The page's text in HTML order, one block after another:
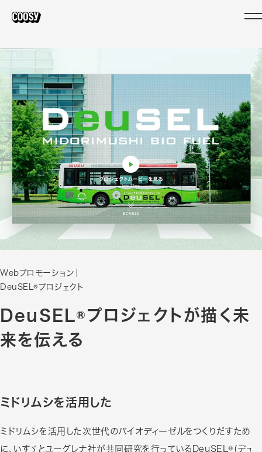
Webプロモーション
DeuSEL®プロジェクト
DeuSEL®プロジェクトが描く未
来を伝える
ミドリムシを活用した
ミドリムシを活用した次世代のバイオディーゼルをつくりだすため
に、いすゞとユーグレナ社が共同研究を行っているDeuSEL®(デュ